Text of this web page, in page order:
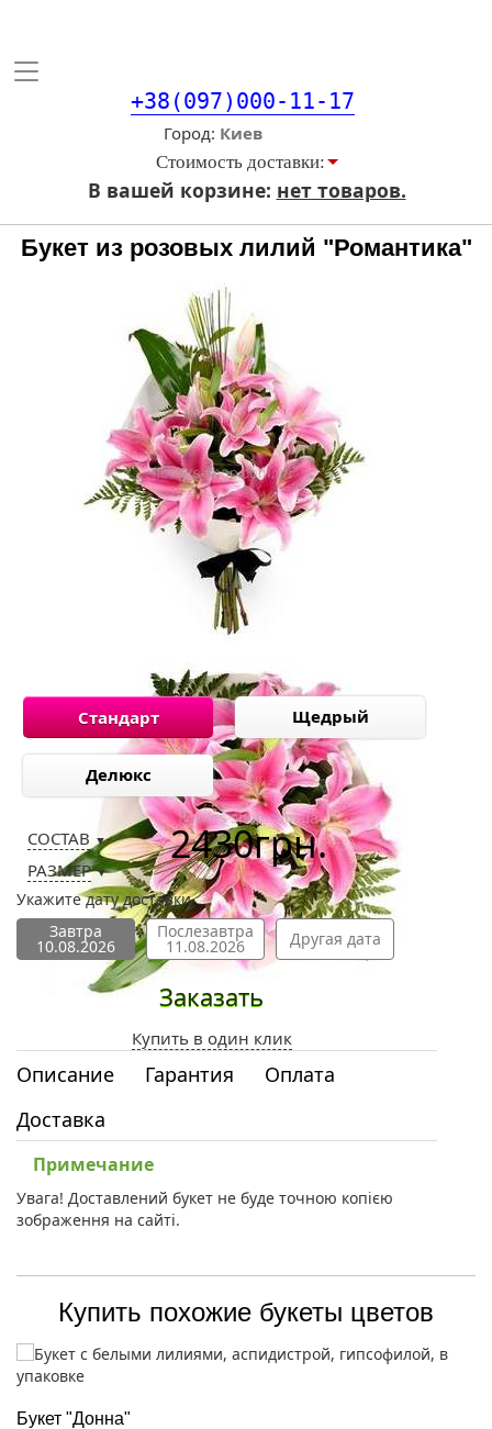
Toggle
+38(097)000-11-17
Город
Стоимость доставки:
В вашей корзине: нет товаров.
Букет из розовых лилий "Романтика"
Стандарт Щедрый
Делюкс
СОСТАВ ▼
РАЗМЕР ▼
2430грн.
Укажите дату доставки
Завтра
10.08.2026
Послезавтра
11.08.2026 Другая дата
Заказать
Купить в один клик
Описание Гарантия
Оплата
Доставка
Примечание
Увага! Доставлений букет не буде точною копією
зображення на сайті.
Купить похожие букеты цветов
Букет "Донна"